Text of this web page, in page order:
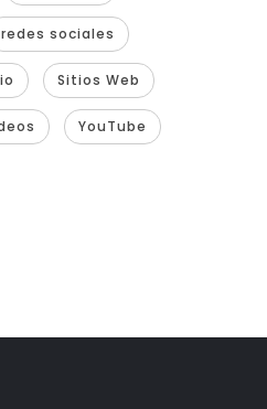
redes sociales
Sitios Web
YouTube